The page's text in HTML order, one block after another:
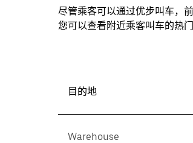
尽管乘客可以通过优步叫车，
您可以查看附近乘客叫车的热
目的地
Warehouse